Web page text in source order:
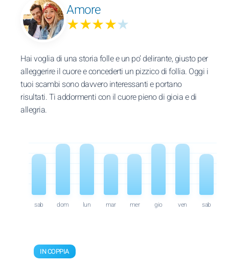
Amore
★★★★★
Hai voglia di una storia folle e un po’ delirante, giusto per
alleggerire il cuore e concederti un pizzico di follia. Oggi i
tuoi scambi sono davvero interessanti e portano
risultati. Ti addormenti con il cuore pieno di gioia e di
allegria.
sab dom lun mar mer gio ven sab
IN COPPIA